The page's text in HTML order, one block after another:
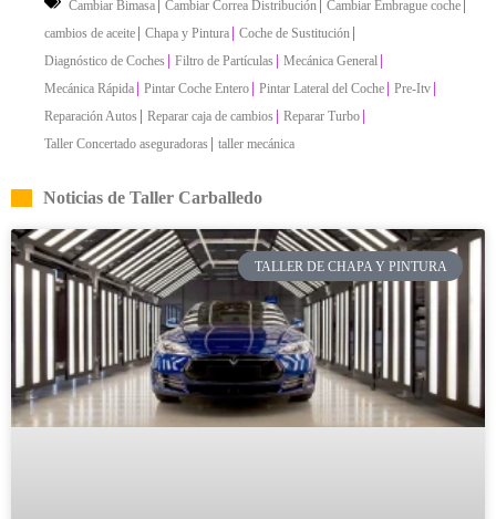
Cambiar Bimasa Cambiar Correa Distribución Cambiar Embrague coche
cambios de aceite Chapa y Pintura Coche de Sustitución
Diagnóstico de Coches Filtro de Partículas Mecánica General
Mecánica Rápida Pintar Coche Entero Pintar Lateral del Coche Pre-Itv
Reparación Autos Reparar caja de cambios Reparar Turbo
Taller Concertado aseguradoras taller mecánica
Noticias de Taller Carballedo
TALLER DE CHAPA Y PINTURA